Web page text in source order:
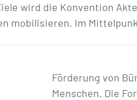
wird die Konvention
mobilisieren. Im
Förderung von
Menschen. Die